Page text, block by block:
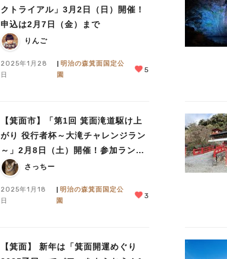
クトライアル」3月2日（日）開催！
申込は2月7日（金）まで
りんご
2025年1月28
日
明治の森箕面国定公
園
5
【箕面市】「第1回 箕面滝道駆け上
がり 役行者杯～大滝チャレンジラン
～」2月8日（土）開催！参加ランナ
ー募集中（教えたい／教えて）
さっちー
2025年1月18
日
明治の森箕面国定公
園
3
【箕面】 新年は「箕面開運めぐり